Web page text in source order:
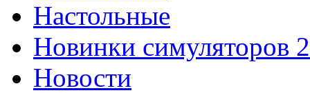
Настольные
Новинки симуляторов
Новости